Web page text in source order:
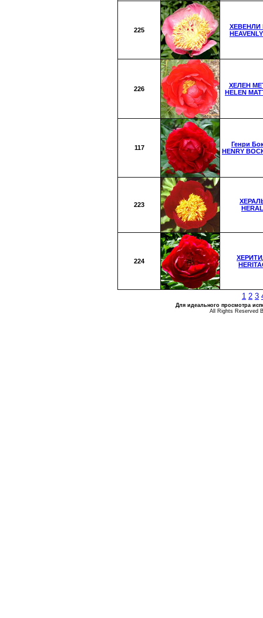
225
ХЕВЕНЛИ
226
ХЕЛЕН
HELEN
117
Генри
HENRY
223
224
1 2 3
Для идеального просмотра
All Rights Reserved